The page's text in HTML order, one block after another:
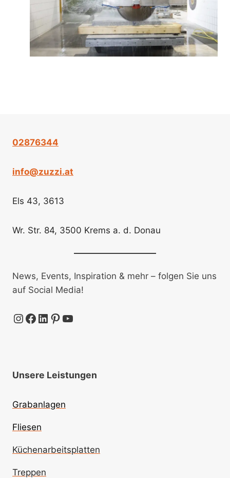
02876344
info@zuzzi.at
Els 43, 3613
Wr. Str. 84, 3500 Krems a. d. Donau
News, Events, Inspiration & mehr – folgen Sie uns
auf Social Media!
Instagram
Facebook
LinkedIn
Pinterest
YouTube
Unsere Leistungen
Grabanlagen
Fliesen
Küchenarbeitsplatten
Treppen